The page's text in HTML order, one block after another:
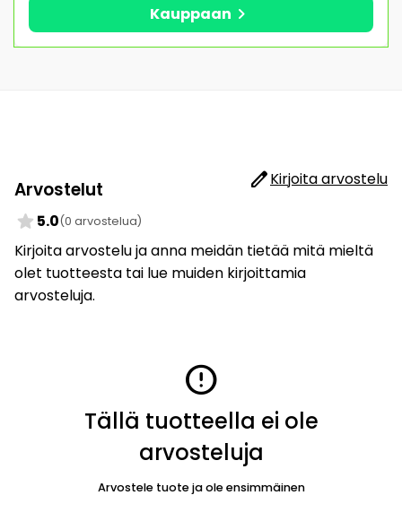
Kauppaan chevron_right
Arvostelut editKirjoita arvostelu
star 5.0(0 arvostelua)
Kirjoita arvostelu ja anna meidän tietää mitä mieltä
olet tuotteesta tai lue muiden kirjoittamia
arvosteluja.
error
Tällä tuotteella ei ole
arvosteluja
Arvostele tuote ja ole ensimmäinen